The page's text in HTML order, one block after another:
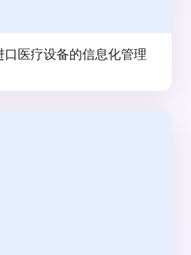
口医疗设备的信息化管理